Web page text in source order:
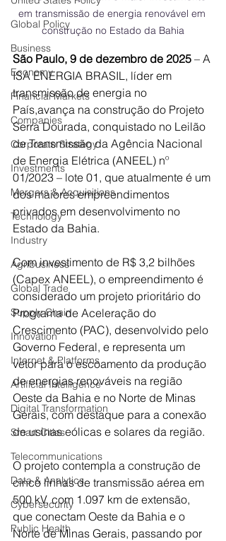
Global Policy
Business
Economy
Financial Markets
Companies
Corporate Strategy
Investments
Mergers & Acquisitions
Technology
Industry
Agribusiness
Global Trade
Supply Chain
Innovation
Internet & Platforms
Artificial Intelligence
Digital Transformation
Smart Cities
Telecommunications
Data & Analytics
Cybersecurity
Public Health
em transmissão de energia renovável em
construção no Estado da Bahia
São Paulo, 9 de dezembro de 2025 – A
ISA ENERGIA BRASIL, líder em
transmissão de energia no
País,avança na construção do Projeto
Serra Dourada, conquistado no Leilão
de Transmissão da Agência Nacional
de Energia Elétrica (ANEEL) nº
01/2023 – lote 01, que atualmente é um
dos maiores empreendimentos
privados em desenvolvimento no
Estado da Bahia.
Com investimento de R$ 3,2 bilhões
(Capex ANEEL), o empreendimento é
considerado um projeto prioritário do
Programa de Aceleração do
Crescimento (PAC), desenvolvido pelo
Governo Federal, e representa um
vetor para o escoamento da produção
de energias renováveis na região
Oeste da Bahia e no Norte de Minas
Gerais, com destaque para a conexão
de usinas eólicas e solares da região.
O projeto contempla a construção de
cinco linhas de transmissão aérea em
500 kV, com 1.097 km de extensão,
que conectam Oeste da Bahia e o
Norte de Minas Gerais, passando por